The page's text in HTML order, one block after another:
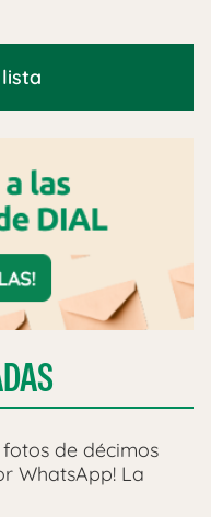
fotos de décimos
WhatsApp! La